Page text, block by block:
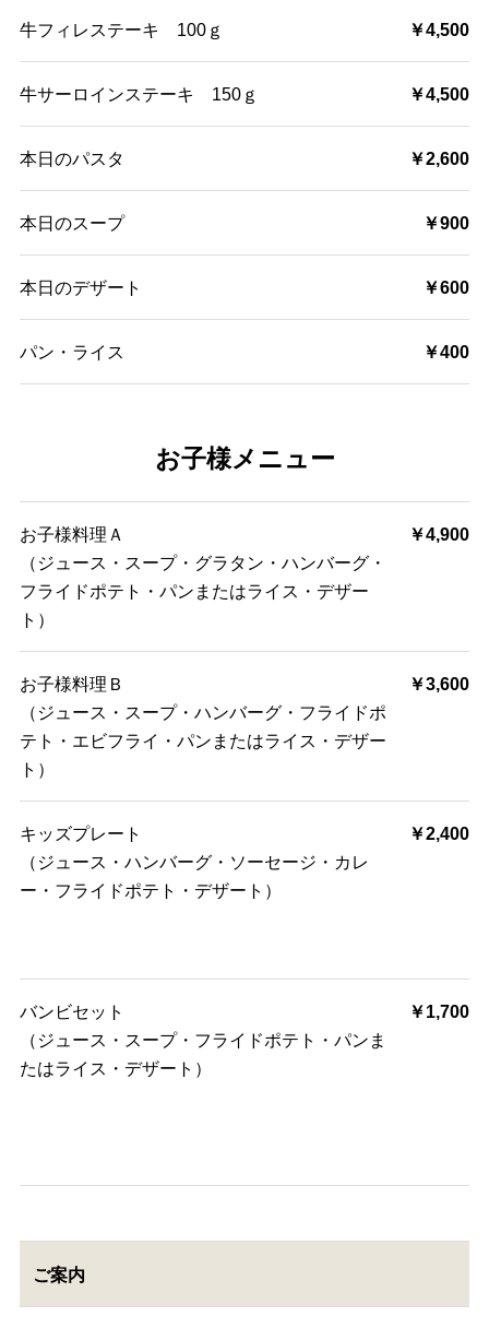
牛フィレステーキ 100ｇ ￥4,500
牛サーロインステーキ 150ｇ ￥4,500
本日のパスタ ￥2,600
本日のスープ ￥900
本日のデザート ￥600
パン・ライス ￥400
お子様メニュー
お子様料理Ａ
（ジュース・スープ・グラタン・ハンバーグ・
フライドポテト・パンまたはライス・デザー
ト）
￥4,900
お子様料理Ｂ
（ジュース・スープ・ハンバーグ・フライドポ
テト・エビフライ・パンまたはライス・デザー
ト）
￥3,600
キッズプレート
（ジュース・ハンバーグ・ソーセージ・カレ
ー・フライドポテト・デザート）
￥2,400
バンビセット
（ジュース・スープ・フライドポテト・パンま
たはライス・デザート）
￥1,700
ご案内